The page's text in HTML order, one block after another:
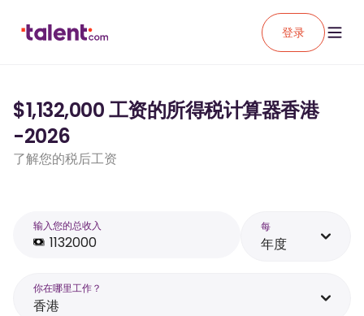
登录
$1,132,000 工资的所得税计算器香港
-2026
了解您的税后工资
输入您的总收入 每
年度
你在哪里工作？
香港